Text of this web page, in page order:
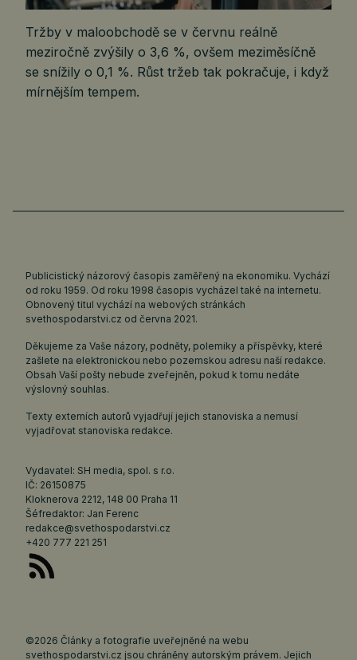
Tržby v maloobchodě se v červnu reálně
meziročně zvýšily o 3,6 %, ovšem meziměsíčně
se snížily o 0,1 %. Růst tržeb tak pokračuje, i když
mírnějším tempem.
Publicistický názorový časopis zaměřený na ekonomiku. Vychází
od roku 1959. Od roku 1998 časopis vycházel také na internetu.
Obnovený titul vychází na webových stránkách
svethospodarstvi.cz od června 2021.
Děkujeme za Vaše názory, podněty, polemiky a příspěvky, které
zašlete na elektronickou nebo pozemskou adresu naší redakce.
Obsah Vaší pošty nebude zveřejněn, pokud k tomu nedáte
výslovný souhlas.
Texty externích autorů vyjadřují jejich stanoviska a nemusí
vyjadřovat stanoviska redakce.
Vydavatel: SH media, spol. s r.o.
IČ: 26150875
Kloknerova 2212, 148 00 Praha 11
Šéfredaktor: Jan Ferenc
redakce@svethospodarstvi.cz
+420 777 221 251
©2026 Články a fotografie uveřejněné na webu
svethospodarstvi.cz jsou chráněny autorským právem. Jejich